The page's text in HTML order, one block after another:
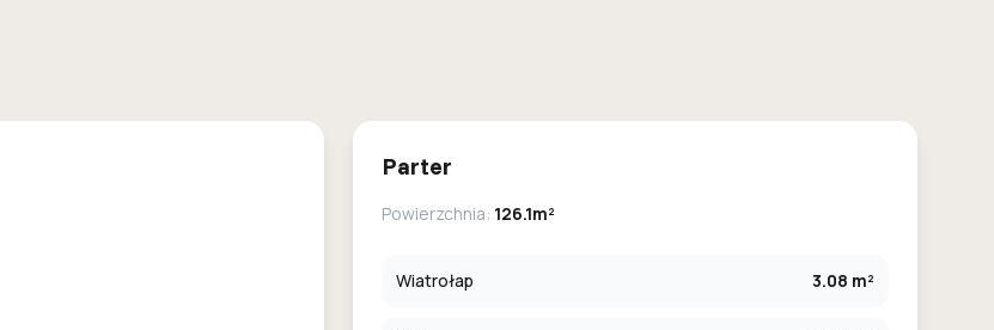
Parter
Powierzchnia: 126.1m²
Wiatrołap 3.08 m²